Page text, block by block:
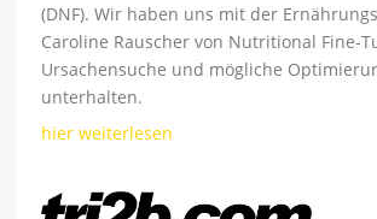
(DNF). Wir haben uns mit der
Caroline Rauscher von Nutritional Fine-
Ursachensuche und mögliche
unterhalten.
hier weiterlesen